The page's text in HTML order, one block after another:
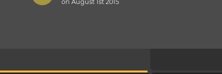
on August 1st 2015